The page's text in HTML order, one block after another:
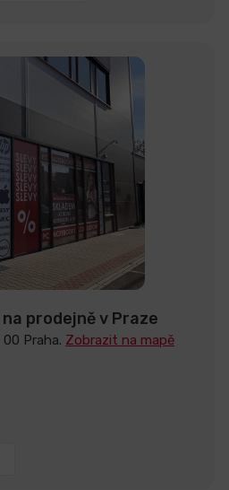
prodejně v Praze
00 Praha. Zobrazit na mapě